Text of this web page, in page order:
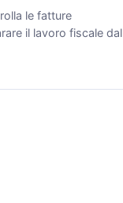
le fatture
il lavoro fiscale dal